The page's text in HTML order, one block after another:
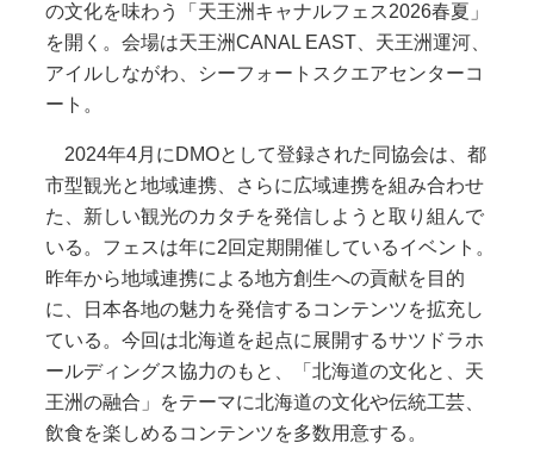
の文化を味わう「天王洲キャナルフェス2026春夏」
を開く。会場は天王洲CANAL EAST、天王洲運河、
アイルしながわ、シーフォートスクエアセンターコ
ート。
2024年4月にDMOとして登録された同協会は、都
市型観光と地域連携、さらに広域連携を組み合わせ
た、新しい観光のカタチを発信しようと取り組んで
いる。フェスは年に2回定期開催しているイベント。
昨年から地域連携による地方創生への貢献を目的
に、日本各地の魅力を発信するコンテンツを拡充し
ている。今回は北海道を起点に展開するサツドラホ
ールディングス協力のもと、「北海道の文化と、天
王洲の融合」をテーマに北海道の文化や伝統工芸、
飲食を楽しめるコンテンツを多数用意する。